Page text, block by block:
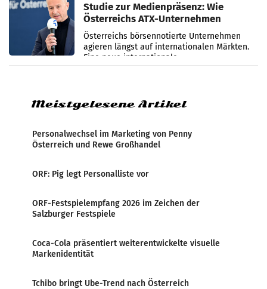
Studie zur Medienpräsenz: Wie
Österreichs ATX-Unternehmen
international wahrgenommen
werden
Österreichs börsennotierte Unternehmen
agieren längst auf internationalen Märkten.
Eine neue internationale
Medienresonanzanalyse untersucht die
Meistgelesene Artikel
Personalwechsel im Marketing von Penny
Österreich und Rewe Großhandel
ORF: Pig legt Personalliste vor
ORF-Festspielempfang 2026 im Zeichen der
Salzburger Festspiele
Coca-Cola präsentiert weiterentwickelte visuelle
Markenidentität
Tchibo bringt Ube-Trend nach Österreich